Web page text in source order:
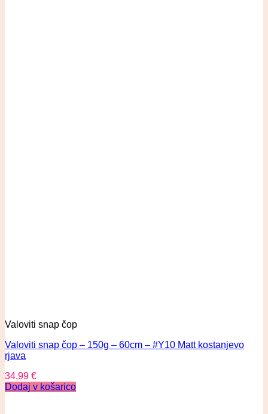
Valoviti snap čop
Valoviti snap čop – 150g – 60cm – #Y10 Matt kostanjevo
rjava
34,99 €
Dodaj v košarico